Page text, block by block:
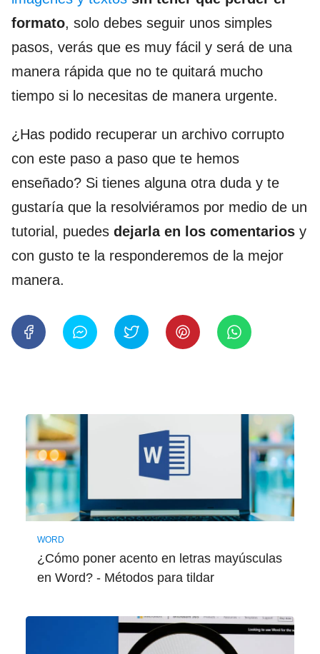
formato, solo debes seguir unos simples
pasos, verás que es muy fácil y será de una
manera rápida que no te quitará mucho
tiempo si lo necesitas de manera urgente.
¿Has podido recuperar un archivo corrupto
con este paso a paso que te hemos
enseñado? Si tienes alguna otra duda y te
gustaría que la resolviéramos por medio de un
tutorial, puedes dejarla en los comentarios y
con gusto te la responderemos de la mejor
manera.
WORD
¿Cómo poner acento en letras mayúsculas
en Word? - Métodos para tildar